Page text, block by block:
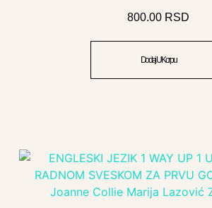
800.00 RSD
Dodaj U Korpu